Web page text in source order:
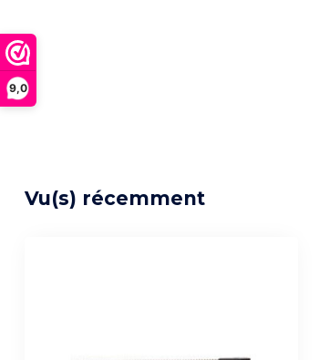
9,0
Vu(s) récemment